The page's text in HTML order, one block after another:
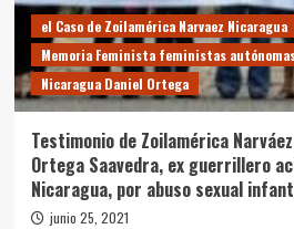
CÓMPLICE
EN
LOS
HECHOS
DE
DE
PARTE
DE
ORTEGA
el Caso de Zoilamérica Narvaez Nicaragua
Memoria Feminista feministas
Nicaragua Daniel Ortega
Testimonio de Zoilamérica
Ortega Saavedra, ex guerrillero
Nicaragua, por abuso sexual
junio 25, 2021